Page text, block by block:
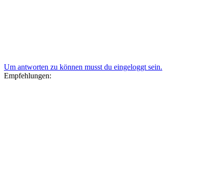
Um antworten zu können musst du eingeloggt sein.
Empfehlungen: